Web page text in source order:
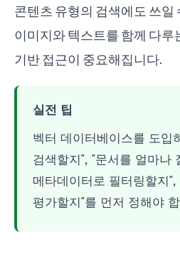
콘텐츠 유형의 검색에도 쓰일
이미지와 텍스트를 함께 다루
기반 접근이 중요해집니다.
실전 팁
벡터 데이터베이스를 도입
검색할지", "문서를 얼마나
메타데이터로 필터링할지
평가할지"를 먼저 정해야